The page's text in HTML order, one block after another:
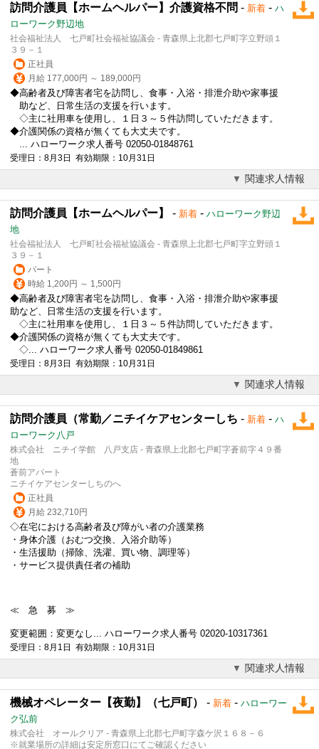
訪問介護員【ホームヘルパー】介護資格不問 - 新着 - ハ
ローワーク野辺地
社会福祉法人 七戸町社会福祉協議会 - 青森県上北郡七戸町字立野頭１
３９－１
正社員
月給 177,000円 ～ 189,000円
◆高齢者及び障害者宅を訪問し、食事・入浴・排泄介助や家事援
助など、日常生活の支援を行います。
◇主に社用車を使用し、１日３～５件訪問していただきます。
◆介護関係の資格が無くても大丈夫です。
... ハローワーク求人番号 02050-01848761
受理日：8月3日 有効期限：10月31日
関連求人情報
訪問介護員【ホームヘルパー】 - 新着 - ハローワーク野辺
地
社会福祉法人 七戸町社会福祉協議会 - 青森県上北郡七戸町字立野頭１
３９－１
パート
時給 1,200円 ～ 1,500円
◆高齢者及び障害者宅を訪問し、食事・入浴・排泄介助や家事援
助など、日常生活の支援を行います。
◇主に社用車を使用し、１日３～５件訪問していただきます。
◆介護関係の資格が無くても大丈夫です。
◇... ハローワーク求人番号 02050-01849861
受理日：8月3日 有効期限：10月31日
関連求人情報
訪問介護員（常勤／ニチイケアセンターしち - 新着 - ハ
ローワーク八戸
株式会社 ニチイ学館 八戸支店 - 青森県上北郡七戸町字蒼前字４９番
地
蒼前アパート
ニチイケアセンターしちのへ
正社員
月給 232,710円
◇在宅における高齢者及び障がい者の介護業務
・身体介護（おむつ交換、入浴介助等）
・生活援助（掃除、洗濯、買い物、調理等）
・サービス提供責任者の補助
≪ 急 募 ≫
変更範囲：変更なし... ハローワーク求人番号 02020-10317361
受理日：8月1日 有効期限：10月31日
関連求人情報
機械オペレーター【夜勤】（七戸町） - 新着 - ハローワー
ク弘前
株式会社 オールクリア - 青森県上北郡七戸町字森ケ沢１６８－６
※就業場所の詳細は安定所窓口にてご確認ください